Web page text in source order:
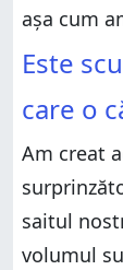
așa cum
Este
care o
Am creat
saitul
volumul